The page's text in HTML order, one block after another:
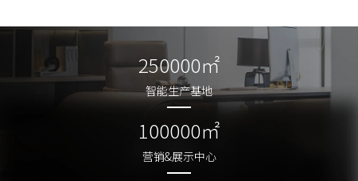
250000㎡
智能生产基地
100000㎡
营销&展示中心
250000㎡
智能生产基地
100000㎡
营销&展示中心